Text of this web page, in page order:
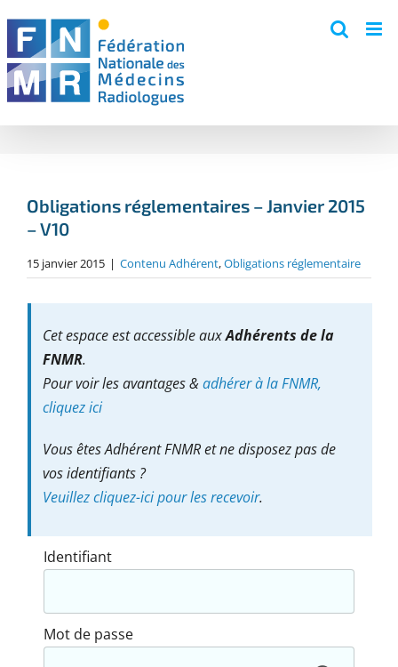
content
Obligations réglementaires – Janvier 2015
– V10
15 janvier 2015 | Contenu Adhérent,Obligations réglementaire
Cet espace est accessible auxAdhérents de la
FNMR.
Pour voir les avantages &adhérer à la FNMR,
cliquez ici
Vous êtes Adhérent FNMR et ne disposez pas de
vos identifiants ?
Veuillez cliquez-ici pour les recevoir.
Identifiant
Mot de passe